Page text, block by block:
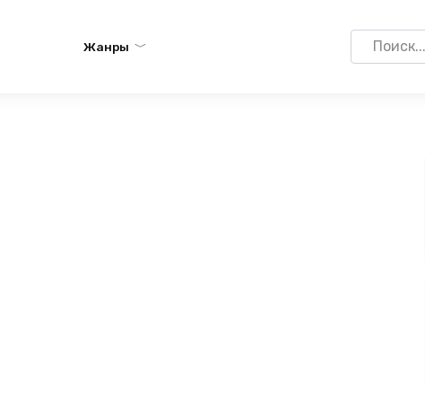
Жанры
Search
for: